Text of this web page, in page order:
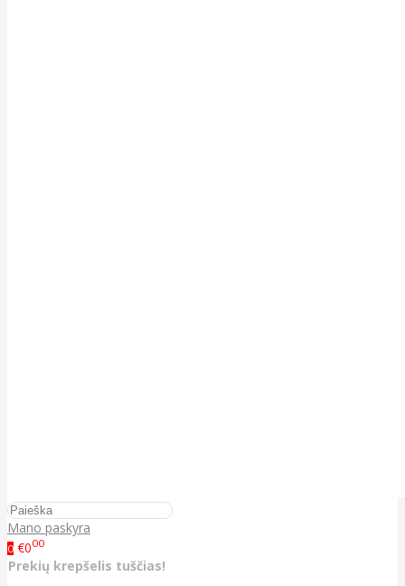
Mano paskyra
0 €000
Prekių krepšelis tuščias!